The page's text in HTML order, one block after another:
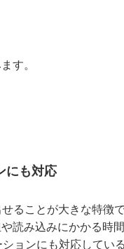
す。
にも対応
ることが大きな特徴で
読み込みにかかる時間
ョンにも対応してい